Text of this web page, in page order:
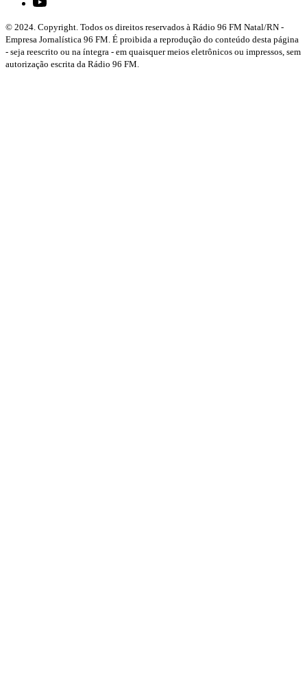
© 2024. Copyright. Todos os direitos reservados à Rádio 96 FM Natal/RN -
Empresa Jornalística 96 FM. É proibida a reprodução do conteúdo desta página
- seja reescrito ou na íntegra - em quaisquer meios eletrônicos ou impressos, sem
autorização escrita da Rádio 96 FM.